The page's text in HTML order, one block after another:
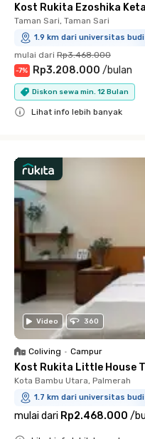
Kost Rukita Ezoshika
Taman Sari, Taman Sari
1.9 km dari universitas
mulai dari Rp3.468.000
-7% Rp3.208.000 /bulan
Diskon sewa min. 12 Bulan
Lihat info lebih banyak
Video 360
Coliving • Campur
Kost Rukita Little House
Kota Bambu Utara, Palmerah
1.7 km dari universitas
mulai dari Rp2.468.000 /